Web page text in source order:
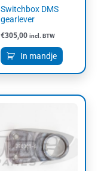
Switchbox DMS
gearlever
€305,00 incl. BTW
In mandje
Prijsklasse:
€48,75
heeft
meerdere
variaties.